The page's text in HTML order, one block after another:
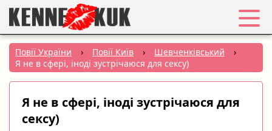
Обране
Вхід
Реєстрація
Повії України › Повії Київ › Шевченківський
›
Я не в сфері, іноді зустрічаюся для сексу)
Я не в сфері, іноді зустрічаюся для
сексу)